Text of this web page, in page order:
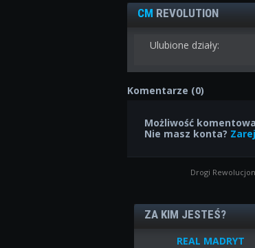
CM REVOLUTION
Ulubione działy:
Komentarze (0)
Możliwość
Nie masz konta?
Drogi
ZA KIM JESTEŚ?
REAL MADRYT